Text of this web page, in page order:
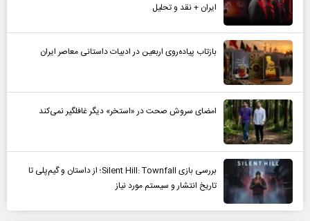
ایران + نقد و تحلیل
بازتاب پیاده‌روی اربعین در ادبیات داستانی معاصر ایران
امضای سروش صحت در «استخر» دیگر غافلگیر نمی‌کند
بررسی بازی Silent Hill: Townfall؛ از داستان و گیم‌پلی تا
تاریخ انتشار و سیستم مورد نیاز